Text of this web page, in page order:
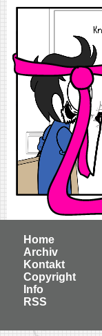
Home
Archiv
Kontakt
Copyright
Info
RSS